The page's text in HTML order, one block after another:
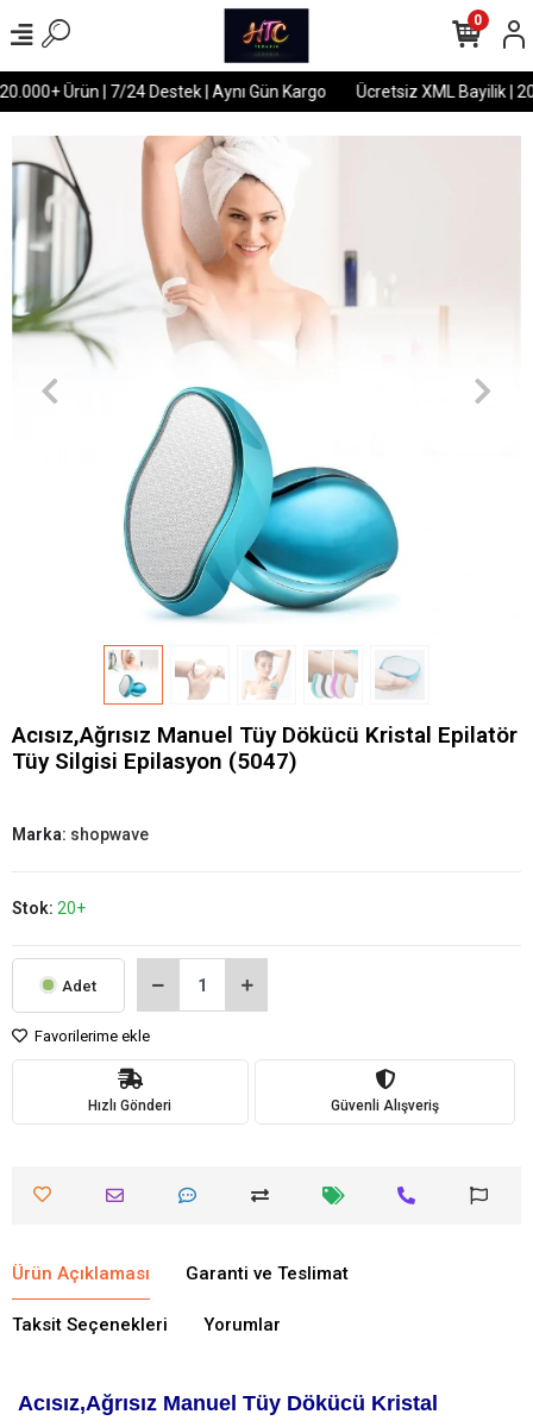
Ürün | 7/24 Destek | Aynı Gün Kargo Ücretsiz XML Bayilik |
0
Acısız,Ağrısız Manuel Tüy Dökücü Kristal Epilatör
Tüy Silgisi Epilasyon (5047)
Marka: shopwave
Stok: 20+
Adet
Favorilerime ekle
Hızlı Gönderi Güvenli Alışveriş
Ürün Açıklaması Garanti ve Teslimat
Taksit Seçenekleri Yorumlar
Acısız,Ağrısız Manuel Tüy Dökücü Kristal